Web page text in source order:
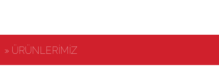
» ÜRÜNLERİMİZ